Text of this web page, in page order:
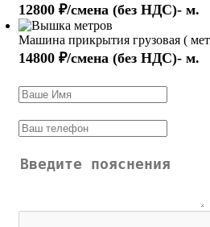
12800 ₽/смена (без НДС)- м.
Машина прикрытия грузовая (
14800 ₽/смена (без НДС)- м.